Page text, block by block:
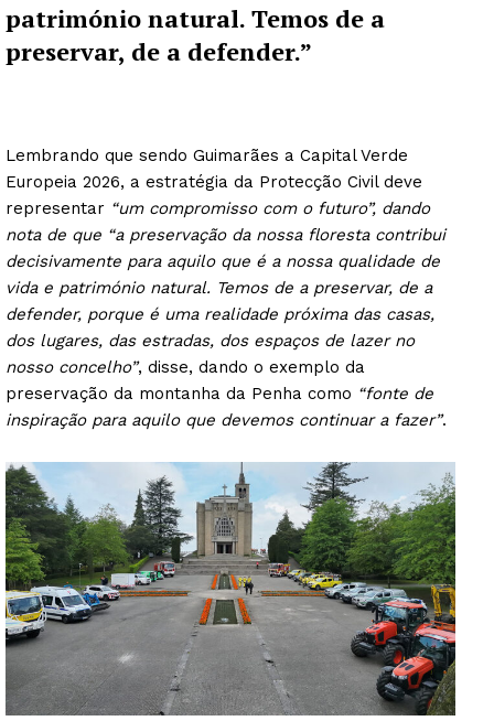
património natural. Temos de a
preservar, de a defender.”
Lembrando que sendo Guimarães a Capital Verde
Europeia 2026, a estratégia da Protecção Civil deve
representar “um compromisso com o futuro”, dando
nota de que “a preservação da nossa floresta contribui
decisivamente para aquilo que é a nossa qualidade de
vida e património natural. Temos de a preservar, de a
defender, porque é uma realidade próxima das casas,
dos lugares, das estradas, dos espaços de lazer no
nosso concelho”, disse, dando o exemplo da
preservação da montanha da Penha como “fonte de
inspiração para aquilo que devemos continuar a fazer”.